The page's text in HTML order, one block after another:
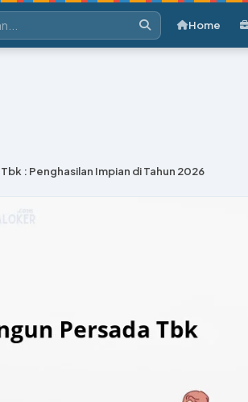
Home
: Penghasilan Impian di Tahun 2026